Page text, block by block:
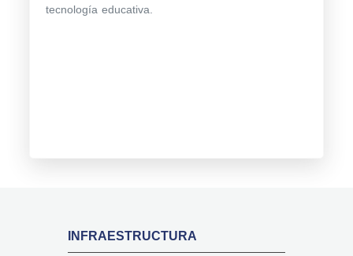
tecnología educativa.
INFRAESTRUCTURA